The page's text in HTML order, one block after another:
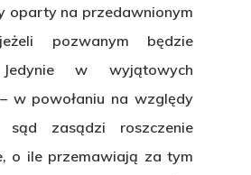
oparty na przedawnionym
pozwanym będzie
Jedynie w wyjątowych
w powołaniu na względy
sąd zasądzi roszczenie
o ile przemawiają za tym